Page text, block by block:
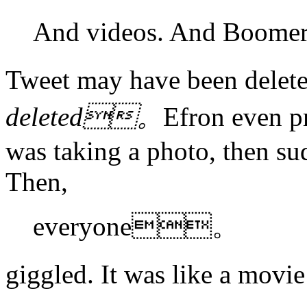
And videos. And
Tweet may have been
deleted。 Efron even
was taking a photo, then
Then,
everyone。
giggled. It was like a